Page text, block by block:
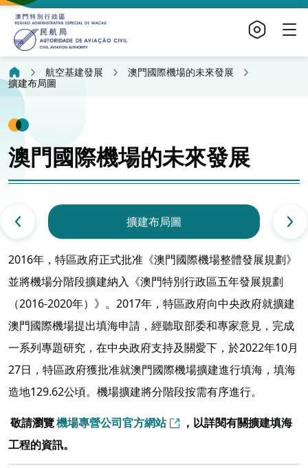
航空基建發展
澳門國際機場的未來發展
擴建布局圖
澳門國際機場的未來發展
擴建布局圖
2016年，特區政府正式批准《澳門國際機場整體發展規劃》
並將機場分階段擴建納入《澳門特別行政區五年發展規劃
（2016-2020年）》。2017年，特區政府向中央政府就擴建
澳門國際機場提出填海申請，經聽取部委和專家意見，完成
一系列專題研究，在中央政府支持及關愛下，於2022年10月
27日，特區政府獲批准就澳門國際機場擴建進行填海，填海
造地129.62公頃。機場擴建將分階段按需有序進行。
敬請瀏覽機場專營公司官方網站
，以詳閱有關擴建填海
工程的資訊。